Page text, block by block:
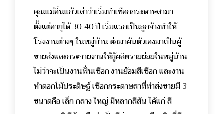
คุณแม่อิ่นแก้วเล่าว่าเริ่มทำเชือกกระดาษสามา
ตั้งแต่อายุได้ 30-40 ปี เริ่มแรกเป็นลูกจ้างทำให้
โรงงานต่างๆ ในหมู่บ้าน ต่อมาผันตัวเองมาเป็นผู้
ขายส่งและกระจายงานให้ผู้ผลิตรายย่อยในหมู่บ้าน
ไม่ว่าจะเป็นงานฟั่นเชือก งานย้อมสีเชือก และงาน
ทำดอกไม้ประดิษฐ์เชือกกระดาษสาที่ทำส่งขายมี 3
ขนาดคือ เล็ก กลาง ใหญ่ มีหลากสีสัน ได้แก่ สี